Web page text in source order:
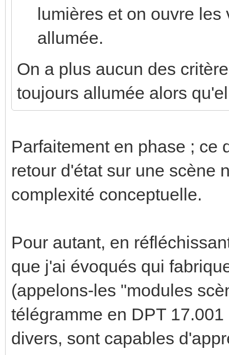
lumières et on ouvre
allumée.
On a plus aucun des
toujours allumée alors
Parfaitement en phase ; ce
retour d'état sur une scène
complexité conceptuelle.
Pour autant, en
que j'ai évoqués qui
(appelons-les "modules
télégramme en DPT
divers, sont capables